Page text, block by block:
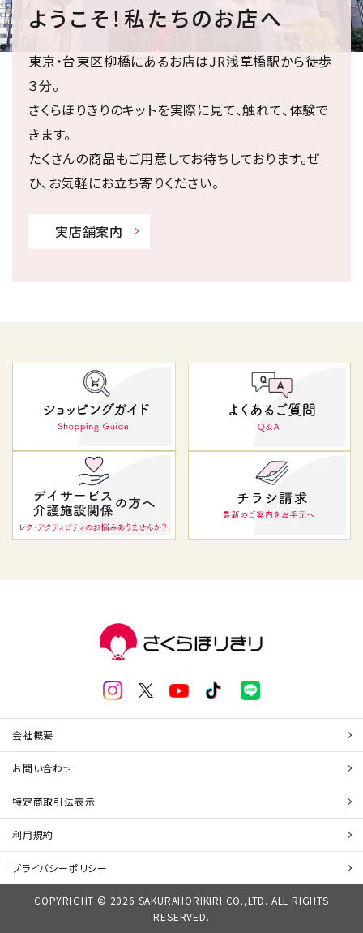
ようこそ！私たちのお店へ
東京・台東区柳橋にあるお店はJR浅草橋駅から徒歩
３分。
さくらほりきりのキットを実際に見て、触れて、体験で
きます。
たくさんの商品もご用意してお待ちしております。ぜ
ひ、お気軽にお立ち寄りください。
実店舗案内
会社概要
お問い合わせ
特定商取引法表示
利用規約
プライバシーポリシー
COPYRIGHT © 2026 SAKURAHORIKIRI CO.,LTD. ALL RIGHTS
RESERVED.